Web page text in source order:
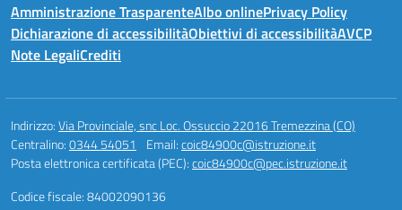
Amministrazione TrasparenteAlbo onlinePrivacy Policy
Dichiarazione di accessibilitàObiettivi di accessibilitàAVCP
Note LegaliCrediti
Indirizzo:Via Provinciale, snc Loc. Ossuccio 22016 Tremezzina (CO)
Centralino:0344 54051 Email:coic84900c@istruzione.it
Posta elettronica certificata (PEC):coic84900c@pec.istruzione.it
Codice fiscale: 84002090136